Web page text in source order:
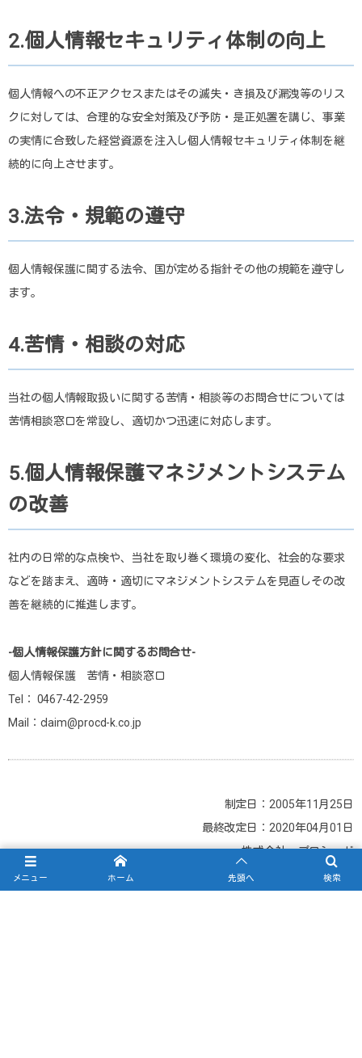
2.個人情報セキュリティ体制の向上
個人情報への不正アクセスまたはその滅失・き損及び漏洩等のリス
クに対しては、合理的な安全対策及び予防・是正処置を講じ、事業
の実情に合致した経営資源を注入し個人情報セキュリティ体制を継
続的に向上させます。
3.法令・規範の遵守
個人情報保護に関する法令、国が定める指針その他の規範を遵守し
ます。
4.苦情・相談の対応
当社の個人情報取扱いに関する苦情・相談等のお問合せについては
苦情相談窓口を常設し、適切かつ迅速に対応します。
5.個人情報保護マネジメントシステム
の改善
社内の日常的な点検や、当社を取り巻く環境の変化、社会的な要求
などを踏まえ、適時・適切にマネジメントシステムを見直しその改
善を継続的に推進します。
-個人情報保護方針に関するお問合せ-
個人情報保護 苦情・相談窓口
Tel： 0467-42-2959
Mail：claim@procd-k.co.jp
制定日：2005年11月25日
最終改定日：2020年04月01日
株式会社 プロシード
代表取締役 森山 新吾
メニュー 検索
ホーム 先頭へ